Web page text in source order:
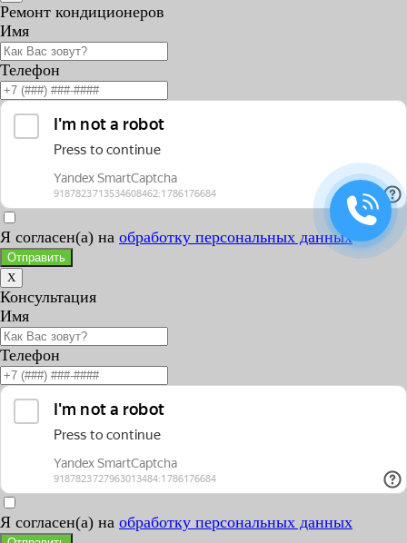
Ремонт кондиционеров
Имя
Телефон
Я согласен(а) на обработку персональных данных
Отправить
X
Консультация
Имя
Телефон
Я согласен(а) на обработку персональных данных